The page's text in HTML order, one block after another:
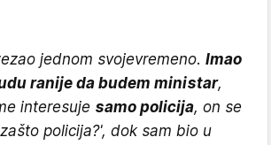
jednom svojevremeno. Imao
ranije da budem ministar,
interesuje samo policija, on se
policija?', dok sam bio u